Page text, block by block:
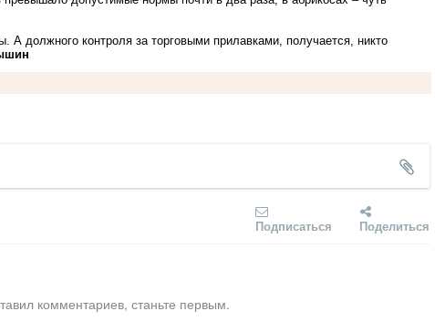
А должного контроля за торговыми прилавками, получается, никто
Подписаться Поделиться
комментариев, станьте первым.